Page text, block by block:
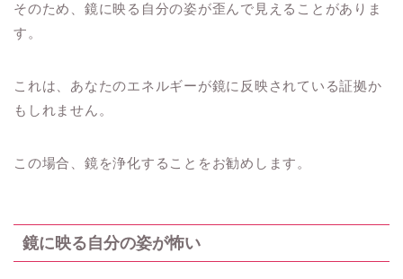
そのため、鏡に映る自分の姿が歪んで見えることがありま
す。
これは、あなたのエネルギーが鏡に反映されている証拠か
もしれません。
この場合、鏡を浄化することをお勧めします。
鏡に映る自分の姿が怖い